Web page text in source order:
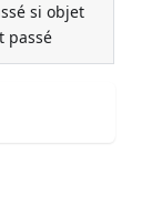
si objet
passé